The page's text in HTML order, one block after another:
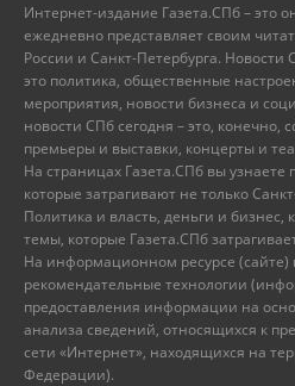
Интернет-издание Газета.СПб – это
ежедневно представляет своим
России и Санкт-Петербурга. Новости
это политика, общественные
мероприятия, новости бизнеса и
новости СПб сегодня – это, конечно,
премьеры и выставки, концерты и
На страницах Газета.СПб вы узнаете
которые затрагивают не только
Политика и власть, деньги и бизнес,
темы, которые Газета.СПб
На информационном ресурсе
рекомендательные технологии
предоставления информации на
анализа сведений, относящихся к
сети «Интернет», находящихся на
Федерации).